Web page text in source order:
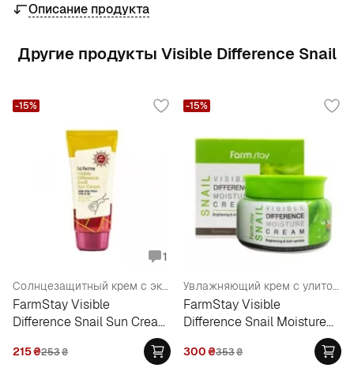
Описание продукта
Другие продукты Visible Difference Snail
1
Солнцезащитный крем с экстрактом улитки
FarmStay Visible
Difference Snail Sun Cream
215₴253₴
-15%
Увлажняющий крем с улиточным муцином
FarmStay Visible
Difference Snail Moisture
300₴353₴
-15%